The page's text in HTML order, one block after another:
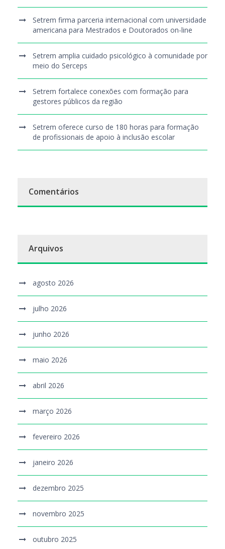
Setrem firma parceria internacional com universidade
americana para Mestrados e Doutorados on-line
Setrem amplia cuidado psicológico à comunidade por
meio do Serceps
Setrem fortalece conexões com formação para
gestores públicos da região
Setrem oferece curso de 180 horas para formação
de profissionais de apoio à inclusão escolar
Comentários
Arquivos
agosto 2026
julho 2026
junho 2026
maio 2026
abril 2026
março 2026
fevereiro 2026
janeiro 2026
dezembro 2025
novembro 2025
outubro 2025